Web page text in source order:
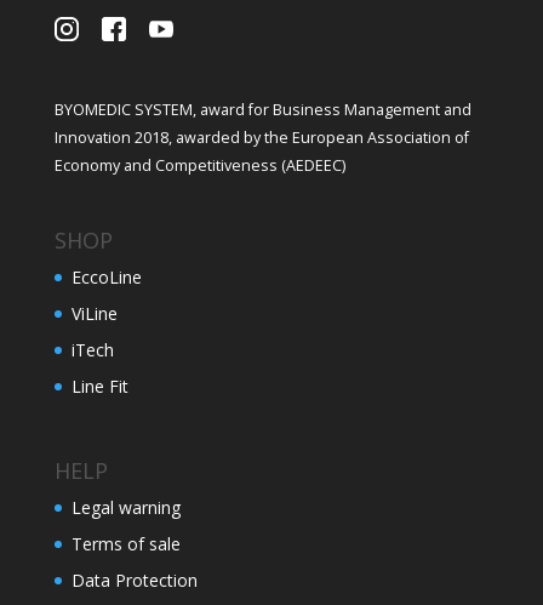
BYOMEDIC SYSTEM, award for Business Management and
Innovation 2018, awarded by the European Association of
Economy and Competitiveness (AEDEEC)
SHOP
EccoLine
ViLine
iTech
Line Fit
HELP
Legal warning
Terms of sale
Data Protection